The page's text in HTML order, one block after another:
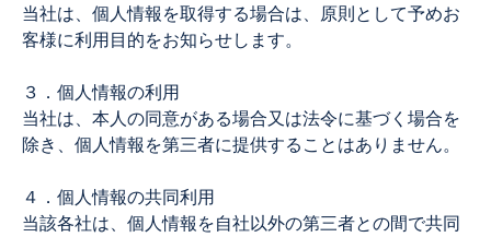
当社は、個人情報を取得する場合は、原則として予めお
客様に利用目的をお知らせします。
３．個人情報の利用
当社は、本人の同意がある場合又は法令に基づく場合を
除き、個人情報を第三者に提供することはありません。
４．個人情報の共同利用
当該各社は、個人情報を自社以外の第三者との間で共同